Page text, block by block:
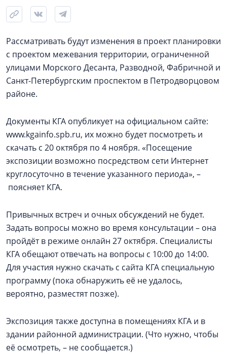
Рассматривать будут изменения в проект планировки
с проектом межевания территории, ограниченной
улицами Морского Десанта, Разводной, Фабричной и
Санкт-Петербургским проспектом в Петродворцовом
районе.
Документы КГА опубликует на официальном сайте:
www.kgainfo.spb.ru, их можно будет посмотреть и
скачать с 20 октября по 4 ноября. «Посещение
экспозиции возможно посредством сети Интернет
круглосуточно в течение указанного периода», –
поясняет КГА.
Привычных встреч и очных обсуждений не будет.
Задать вопросы можно во время консультации – она
пройдёт в режиме онлайн 27 октября. Специалисты
КГА обещают отвечать на вопросы с 10:00 до 14:00.
Для участия нужно скачать с сайта КГА специальную
программу (пока обнаружить её не удалось,
вероятно, разместят позже).
Экспозиция также доступна в помещениях КГА и в
здании районной администрации. (Что нужно, чтобы
её осмотреть, – не сообщается.)